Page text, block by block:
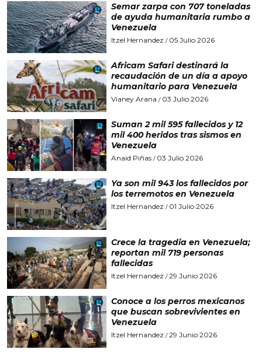
Semar zarpa con 707 toneladas
de ayuda humanitaria rumbo a
Venezuela
Itzel Hernandez / 05 Julio 2026
Africam Safari destinará la
recaudación de un día a apoyo
humanitario para Venezuela
Vianey Arana / 03 Julio 2026
Suman 2 mil 595 fallecidos y 12
mil 400 heridos tras sismos en
Venezuela
Anaid Piñas/ 03 Julio 2026
Ya son mil 943 los fallecidos por
los terremotos en Venezuela
Itzel Hernandez / 01 Julio 2026
Crece la tragedia en Venezuela;
reportan mil 719 personas
fallecidas
Itzel Hernandez /29 Junio 2026
Conoce a los perros mexicanos
que buscan sobrevivientes en
Venezuela
Itzel Hernandez /29 Junio 2026